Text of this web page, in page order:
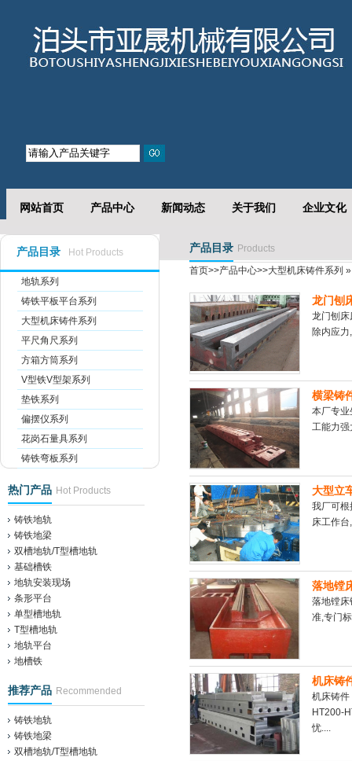
网站首页 产品中心 新闻动态 关于我们 企业文化
产品目录 Hot Products
地轨系列
铸铁平板平台系列
大型机床铸件系列
平尺角尺系列
方箱方筒系列
V型铁V型架系列
垫铁系列
偏摆仪系列
花岗石量具系列
铸铁弯板系列
热门产品 Hot Products
铸铁地轨
铸铁地梁
双槽地轨/T型槽地轨
基础槽铁
地轨安装现场
条形平台
单型槽地轨
T型槽地轨
地轨平台
地槽铁
推荐产品 Recommended
铸铁地轨
铸铁地梁
双槽地轨/T型槽地轨
产品目录 Products
首页>>产品中心>>大型机床铸件系列 »
龙门刨
龙门刨
除内应
横梁铸
本厂专业
工能力强
大型立
我厂可根
床工作
落地镗
落地镗床
准,专门
机床铸
机床铸件
HT200-
忧....